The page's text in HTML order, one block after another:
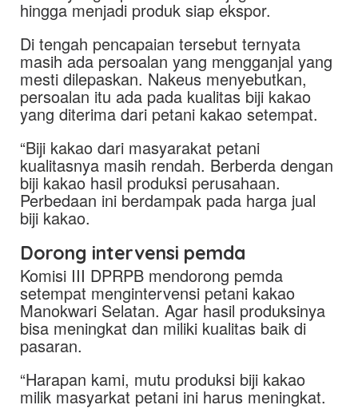
hingga menjadi produk siap ekspor.
Di tengah pencapaian tersebut ternyata
masih ada persoalan yang mengganjal yang
mesti dilepaskan. Nakeus menyebutkan,
persoalan itu ada pada kualitas biji kakao
yang diterima dari petani kakao setempat.
“Biji kakao dari masyarakat petani
kualitasnya masih rendah. Berberda dengan
biji kakao hasil produksi perusahaan.
Perbedaan ini berdampak pada harga jual
biji kakao.
Dorong intervensi pemda
Komisi III DPRPB mendorong pemda
setempat mengintervensi petani kakao
Manokwari Selatan. Agar hasil produksinya
bisa meningkat dan miliki kualitas baik di
pasaran.
“Harapan kami, mutu produksi biji kakao
milik masyarkat petani ini harus meningkat.